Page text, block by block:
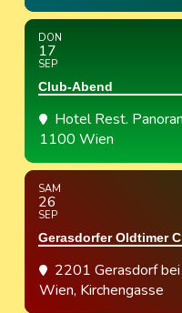
DON
17
SEP
Club-Abend
Hotel Rest.
1100 Wien
SAM
26
SEP
Gerasdorfer Oldtimer
2201 Gerasdorf
Wien, Kirchengasse